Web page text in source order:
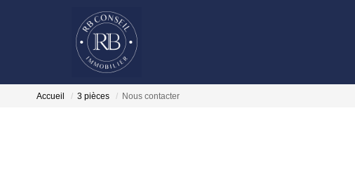
Accueil 3 pièces Nous contacter